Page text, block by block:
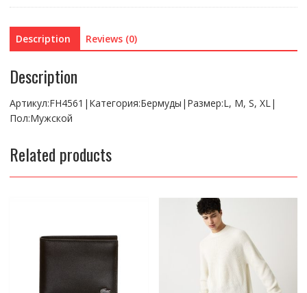
Description Reviews (0)
Description
Артикул:FH4561|Категория:Бермуды|Размер:L, M, S, XL|
Пол:Мужской
Related products